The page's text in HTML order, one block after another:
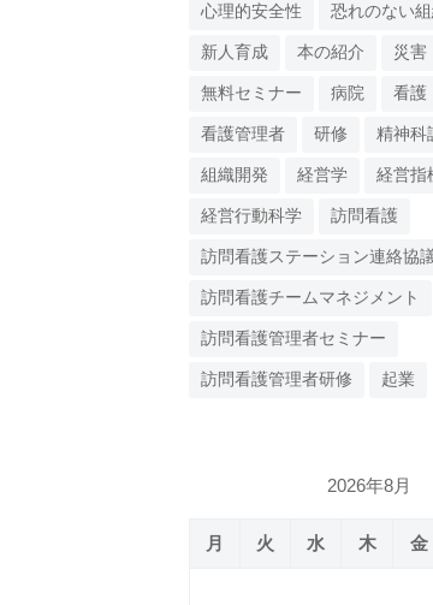
心理的安全性 恐れのない
新人育成 本の紹介 災害
無料セミナー 病院 看護
看護管理者 研修 精神科
組織開発 経営学 経営指
経営行動科学 訪問看護
訪問看護ステーション連絡協
訪問看護チームマネジメント
訪問看護管理者セミナー
訪問看護管理者研修 起業
2026年8月
月 火 水 木 金